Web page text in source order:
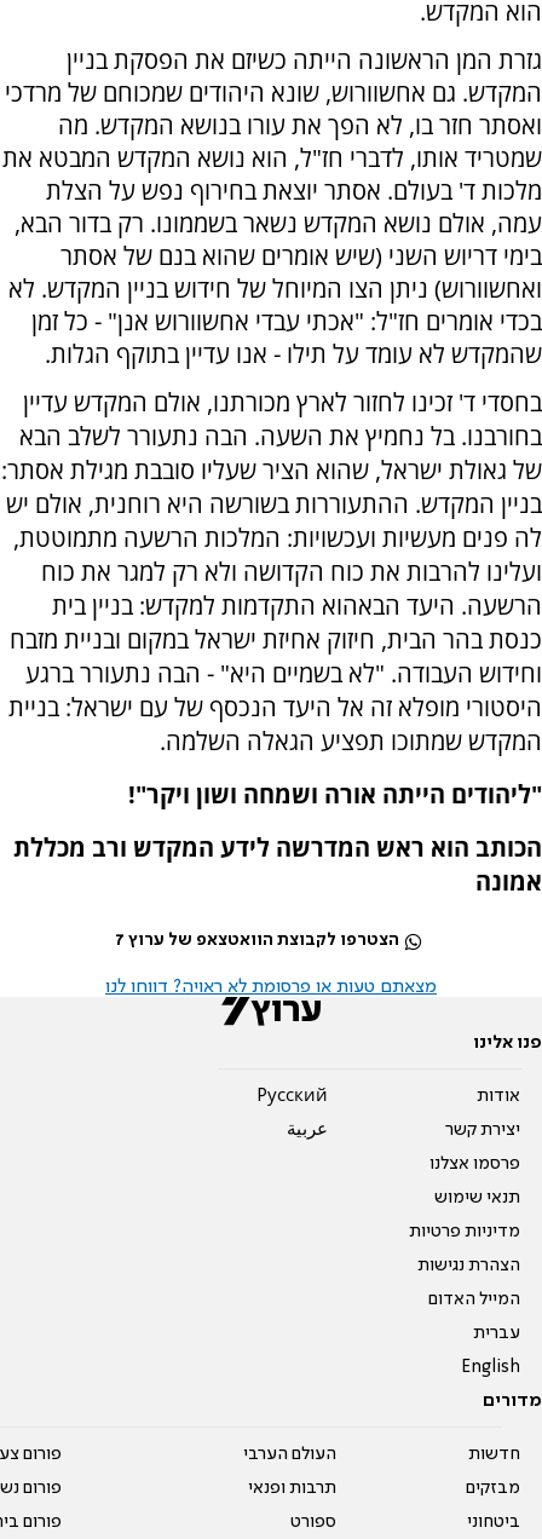
הוא המקדש.
גזרת המן הראשונה הייתה כשיזם את הפסקת בניין
המקדש. גם אחשוורוש, שונא היהודים שמכוחם של מרדכי
ואסתר חזר בו, לא הפך את עורו בנושא המקדש. מה
שמטריד אותו, לדברי חז"ל, הוא נושא המקדש המבטא את
מלכות ד' בעולם. אסתר יוצאת בחירוף נפש על הצלת
עמה, אולם נושא המקדש נשאר בשממונו. רק בדור הבא,
בימי דריוש השני (שיש אומרים שהוא בנם של אסתר
ואחשוורוש) ניתן הצו המיוחל של חידוש בניין המקדש. לא
בכדי אומרים חז"ל: "אכתי עבדי אחשוורוש אנן" - כל זמן
שהמקדש לא עומד על תילו - אנו עדיין בתוקף הגלות.
בחסדי ד' זכינו לחזור לארץ מכורתנו, אולם המקדש עדיין
בחורבנו. בל נחמיץ את השעה. הבה נתעורר לשלב הבא
של גאולת ישראל, שהוא הציר שעליו סובבת מגילת אסתר:
בניין המקדש. ההתעוררות בשורשה היא רוחנית, אולם יש
לה פנים מעשיות ועכשויות: המלכות הרשעה מתמוטטת,
ועלינו להרבות את כוח הקדושה ולא רק למגר את כוח
הרשעה. היעד הבאהוא התקדמות למקדש: בניין בית
כנסת בהר הבית, חיזוק אחיזת ישראל במקום ובניית מזבח
וחידוש העבודה. "לא בשמיים היא" - הבה נתעורר ברגע
היסטורי מופלא זה אל היעד הנכסף של עם ישראל: בניית
המקדש שמתוכו תפציע הגאלה השלמה.
"ליהודים הייתה אורה ושמחה ושון ויקר"!
הכותב הוא ראש המדרשה לידע המקדש ורב מכללת
אמונה
הצטרפו לקבוצת הוואטצאפ של ערוץ 7
מצאתם טעות או פרסומת לא ראויה? דווחו לנו
פנו אלינו
אודות
יצירת קשר
פרסמו אצלנו
תנאי שימוש
מדיניות פרטיות
הצהרת נגישות
המייל האדום
עברית
English
Pусский
عربية
מדורים
חדשות
מבזקים
ביטחוני
העולם הערבי
תרבות ופנאי
ספורט
פורום
פורום
פורום